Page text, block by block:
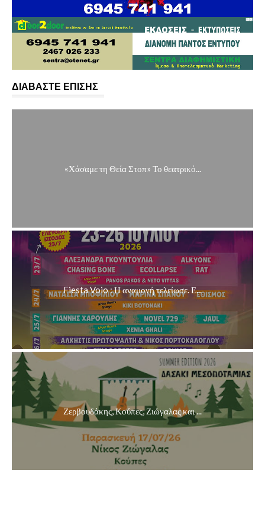
ΔΙΑΒΑΣΤΕ ΕΠΙΣΗΣ
«Χάσαμε τη Θεία Στοπ» Το θεατρικό...
Fiesta Voio : Η αναμονή τελείωσε. Ε...
Ζερβουδάκης, Κούπες, Ζιώγαλας και ...